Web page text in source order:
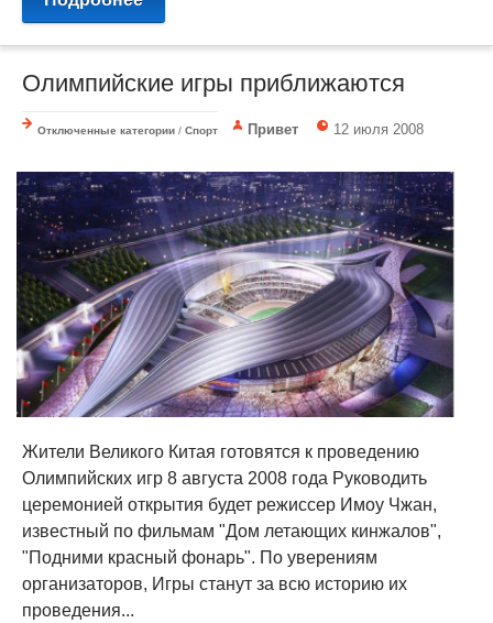
Олимпийские игры приближаются
Отключенные категории / Спорт Привет 12 июля 2008
Жители Великого Китая готовятся к проведению
Олимпийских игр 8 августа 2008 года Руководить
церемонией открытия будет режиссер Имоу Чжан,
известный по фильмам "Дом летающих кинжалов",
"Подними красный фонарь". По уверениям
организаторов, Игры станут за всю историю их
проведения...